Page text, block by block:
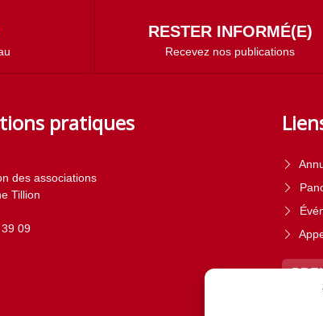
RESTER INFORMÉ(E)
Recevez nos publications
pratiques
des associations
Tillion
09